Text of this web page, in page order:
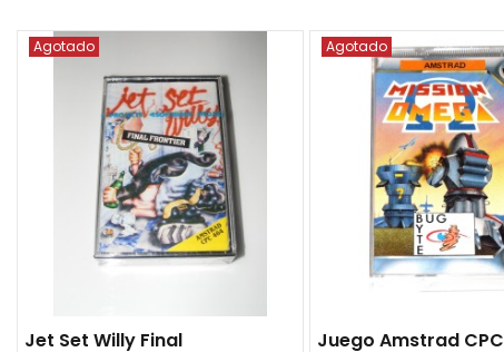
Agotado
Jet Set Willy Final
Agotado
Juego Amstrad CPC